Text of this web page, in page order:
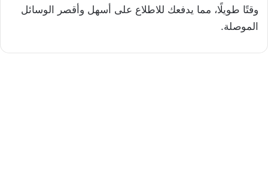
وقتًا طويلًا، مما يدفعك للاطلاع على أسهل وأقصر الوسائل
الموصلة.